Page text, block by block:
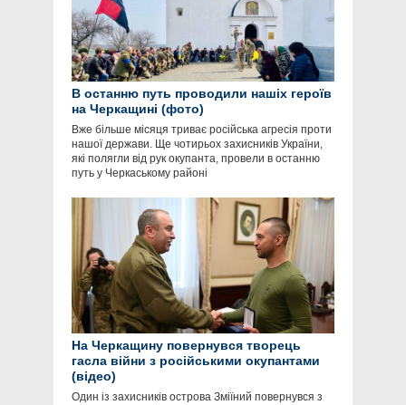
В останню путь проводили нашіх героїв
на Черкащині (фото)
Вже більше місяця триває російська агресія проти
нашої держави. Ще чотирьох захисників України,
які полягли від рук окупанта, провели в останню
путь у Черкаському районі
На Черкащину повернувся творець
гасла війни з російськими окупантами
(відео)
Один із захисників острова Зміїний повернувся з